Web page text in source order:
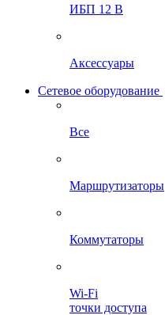
ИБП 12 В
Аксессуары
Сетевое оборудование
Все
Маршрутизаторы
Коммутаторы
Wi-Fi
точки доступа